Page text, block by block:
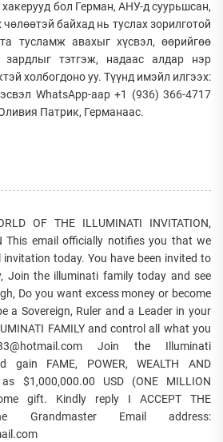
хакерууд бол Герман, АНУ-д суурьшсан,
чөлөөтэй байхад нь туслах зорилготой
тусламж авахыг хүсвэл, өөрийгөө
зардлыг тэтгэж, надаас алдар нэр
холбогдоно уу. Түүнд имэйл илгээх:
WhatsApp-аар +1 (936) 366-4717
Патрик, Германаас.
OF THE ILLUMINATI INVITATION,
This email officially notifies you that we
invitation today. You have been invited to
Join the illuminati family today and see
Do you want excess money or become
a Sovereign, Ruler and a Leader in your
FAMILY and control all what you
Join the Illuminati
gain FAME, POWER, WEALTH AND
$1,000,000.00 USD (ONE MILLION
gift. Kindly reply I ACCEPT THE
Grandmaster Email address: